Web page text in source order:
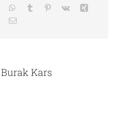
WhatsApp
Tumblr Pinterest
Vk
E-
Burak Kars